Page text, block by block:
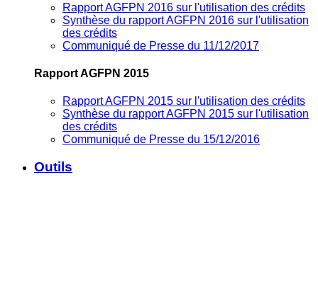
Rapport AGFPN 2016 sur l'utilisation des crédits
Synthèse du rapport AGFPN 2016 sur l'utilisation
des crédits
Communiqué de Presse du 11/12/2017
Rapport AGFPN 2015
Rapport AGFPN 2015 sur l'utilisation des crédits
Synthèse du rapport AGFPN 2015 sur l'utilisation
des crédits
Communiqué de Presse du 15/12/2016
Outils